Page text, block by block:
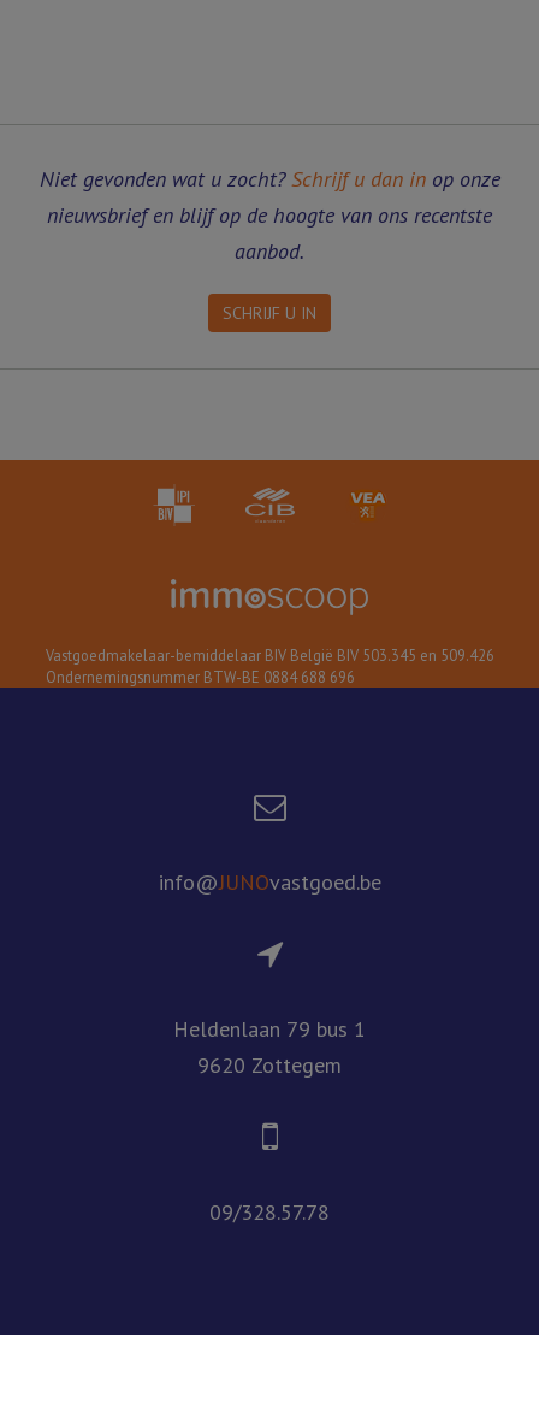
Niet gevonden wat u zocht?Schrijf u dan inop onze
nieuwsbrief en blijf op de hoogte van ons recentste
aanbod.
SCHRIJF U IN
Vastgoedmakelaar-bemiddelaar BIV België BIV 503.345 en 509.426
Ondernemingsnummer BTW-BE 0884 688 696
info@JUNOvastgoed.be
Heldenlaan 79 bus 1
9620 Zottegem
09/328.57.78